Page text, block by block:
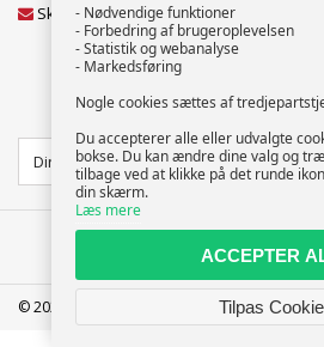
© 2025 XL-Møbler ApS | CVR: 39586207 |
Skriv til vores kundeservice
NYHEDSBREV
- Nødvendige funktioner
- Forbedring af brugeroplevelsen
- Statistik og webanalyse
- Markedsføring
Nogle cookies sættes af
Du accepterer alle eller udvalgte
bokse. Du kan ændre dine valg og
tilbage ved at klikke på det runde
din skærm.
Læs mere
ACCEPTER
Tilpas